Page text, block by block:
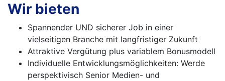
Wir bieten
Spannender UND sicherer Job in einer
vielseitigen Branche mit langfristiger Zukunft
Attraktive Vergütung plus variablem Bonusmodell
Individuelle Entwicklungsmöglichkeiten: Werde
perspektivisch Senior Medien- und